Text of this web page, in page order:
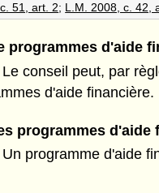
51, art. 2; L.M. 2008, c. 42,
programmes d'aide
Le conseil peut, par
d'aide financière.
programmes d'aide
Un programme d'aide